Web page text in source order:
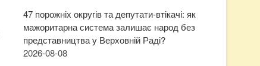
47 порожніх округів та депутати-втікачі: як
мажоритарна система залишає народ без
представництва у Верховній Раді?
2026-08-08